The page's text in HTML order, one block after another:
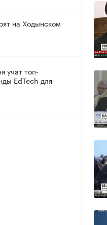
на Ходынском
учат топ-
EdTech для